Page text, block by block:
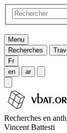
Menu
Recherches
Fr
en
ar
Recherches en
Vincent Battesti